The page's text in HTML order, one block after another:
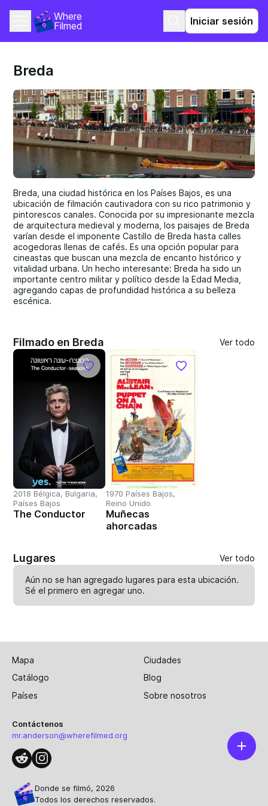
Where
Filmed
Iniciar sesión
Breda
Breda, una ciudad histórica en los Países Bajos, es una
ubicación de filmación cautivadora con su rico patrimonio y
pintorescos canales. Conocida por su impresionante mezcla
de arquitectura medieval y moderna, los paisajes de Breda
varían desde el imponente Castillo de Breda hasta calles
acogedoras llenas de cafés. Es una opción popular para
cineastas que buscan una mezcla de encanto histórico y
vitalidad urbana. Un hecho interesante: Breda ha sido un
importante centro militar y político desde la Edad Media,
agregando capas de profundidad histórica a su belleza
escénica.
Filmado en Breda Ver todo
2018 Bélgica, Bulgaria,
Países Bajos
The Conductor
1970 Países Bajos,
Reino Unido
Muñecas
ahorcadas
Lugares Ver todo
Aún no se han agregado lugares para esta ubicación.
Sé el primero enagregar uno.
Mapa
Ciudades
Catálogo
Blog
Países
Sobre nosotros
Contáctenos
mr.anderson@wherefilmed.org
Donde se filmó, 2026
Todos los derechos reservados.